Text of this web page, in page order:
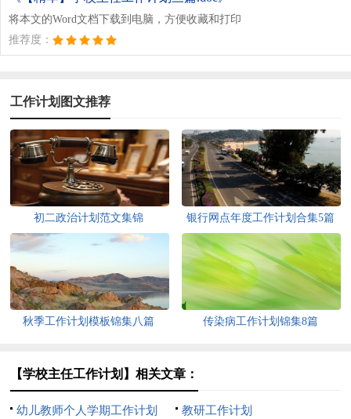
将本文的Word文档下载到电脑，方便收藏和打印
推荐度：
工作计划图文推荐
初二政治计划范文集锦 银行网点年度工作计划合集5篇
秋季工作计划模板锦集八篇 传染病工作计划锦集8篇
【学校主任工作计划】相关文章：
幼儿教师个人学期工作计划 教研工作计划